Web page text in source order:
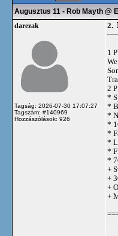
Augusztus 11 - Rob Mayth @
darezak
Tagság: 2026-07-30 17:07:27
Tagszám: #140969
Hozzászólások: 926
2.
1
2
*
*
*
*
*
*
*
*
+
+
+
+